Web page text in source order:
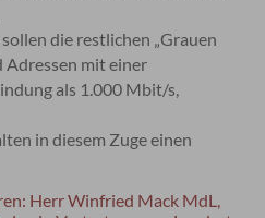
die restlichen „Grauen
Adressen mit einer
als 1.000 Mbit/s,
in diesem Zuge einen